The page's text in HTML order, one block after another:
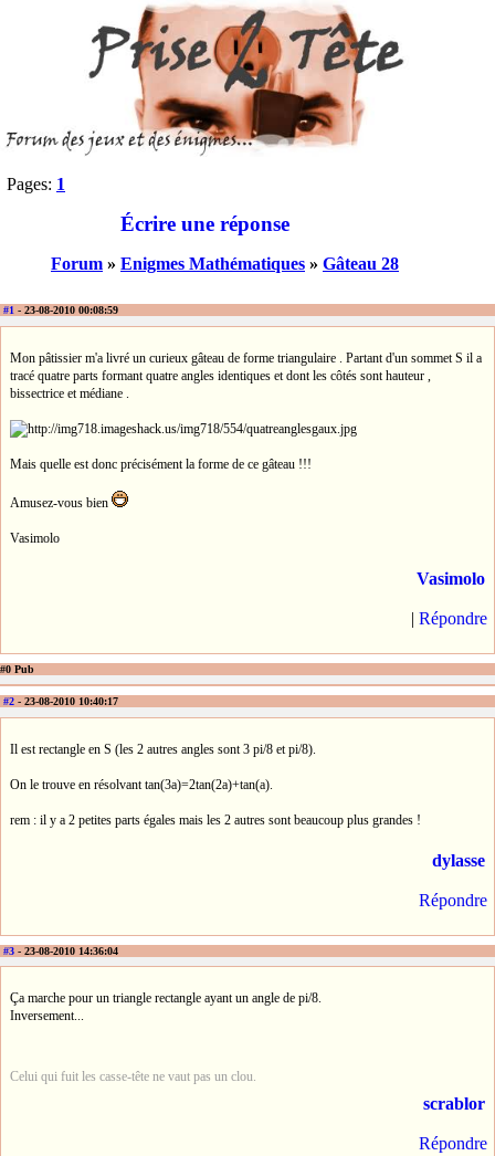
Pages: 1
Écrire une réponse
Forum » Enigmes Mathématiques » Gâteau 28
#1 - 23-08-2010 00:08:59
Mon pâtissier m'a livré un curieux gâteau de forme triangulaire . Partant d'un sommet S il a
tracé quatre parts formant quatre angles identiques et dont les côtés sont hauteur ,
bissectrice et médiane .
Mais quelle est donc précisément la forme de ce gâteau !!!
Amusez-vous bien
Vasimolo
Vasimolo
| Répondre
#0 Pub
#2 - 23-08-2010 10:40:17
Il est rectangle en S (les 2 autres angles sont 3 pi/8 et pi/8).
On le trouve en résolvant tan(3a)=2tan(2a)+tan(a).
rem : il y a 2 petites parts égales mais les 2 autres sont beaucoup plus grandes !
dylasse
Répondre
#3 - 23-08-2010 14:36:04
Ça marche pour un triangle rectangle ayant un angle de pi/8.
Inversement...
Celui qui fuit les casse-tête ne vaut pas un clou.
scrablor
Répondre